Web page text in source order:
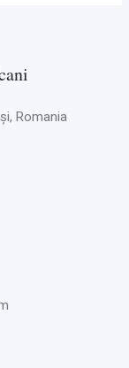
Romania